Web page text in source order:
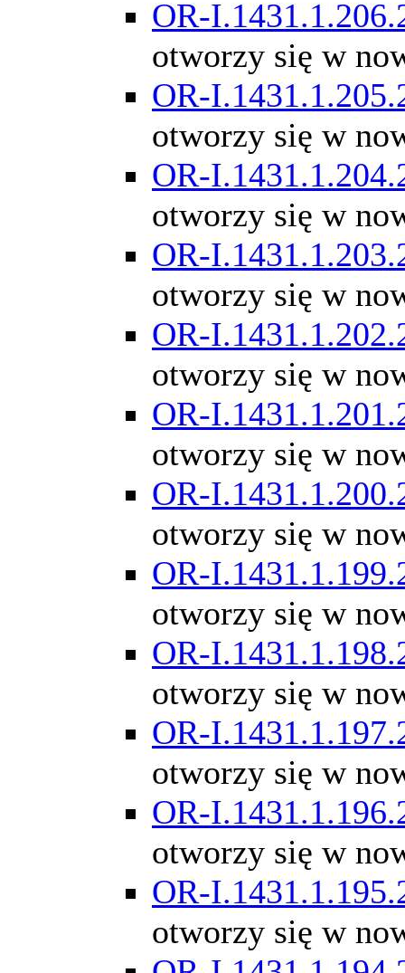
OR-
otworzy się w
OR-
otworzy się w
OR-
otworzy się w
OR-
otworzy się w
OR-
otworzy się w
OR-
otworzy się w
OR-
otworzy się w
OR-
otworzy się w
OR-
otworzy się w
OR-
otworzy się w
OR-
otworzy się w
OR-
otworzy się w